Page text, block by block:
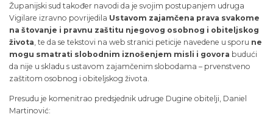
Županijski sud također navodi da je svojim postupanjem udruga
Vigilare izravno povrijedila Ustavom zajamčena prava svakome
na štovanje i pravnu zaštitu njegovog osobnog i obiteljskog
života , te da se tekstovi na web stranici peticije navedene u sporu ne
mogu smatrati slobodnim iznošenjem misli i govora budući
da nije u skladu s ustavom zajamčenim slobodama – prvenstveno
zaštitom osobnog i obiteljskog života.
Presudu je komenitrao predsjednik udruge Dugine obitelji, Daniel
Martinović: